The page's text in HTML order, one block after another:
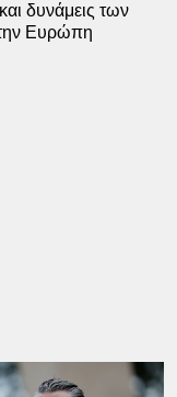
δυνάμεις των
Ευρώπη